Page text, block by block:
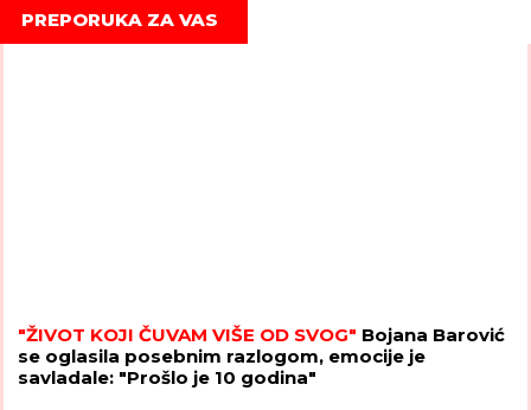
PREPORUKA ZA VAS
"ŽIVOT KOJI ČUVAM VIŠE OD SVOG" Bojana Barović
se oglasila posebnim razlogom, emocije je
savladale: "Prošlo je 10 godina"